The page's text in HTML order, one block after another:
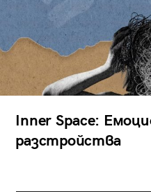
Inner Space:
разстройства